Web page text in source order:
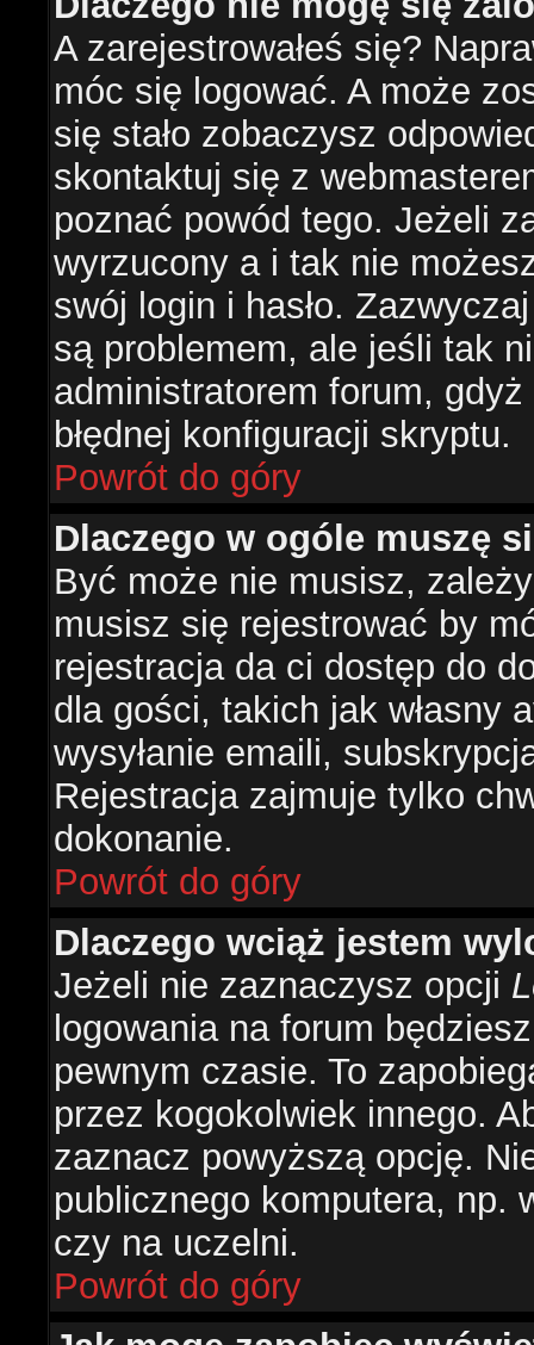
A zarejestrowałeś się?
móc się logować. A może
się stało zobaczysz
skontaktuj się z
poznać powód tego. Jeżeli
wyrzucony a i tak nie
swój login i hasło.
są problemem, ale jeśli tak
administratorem forum,
błędnej konfiguracji skryptu.
Powrót do góry
Dlaczego w ogóle muszę
Być może nie musisz,
musisz się rejestrować by
rejestracja da ci dostęp do
dla gości, takich jak własny
wysyłanie emaili,
Rejestracja zajmuje tylko
dokonanie.
Powrót do góry
Dlaczego wciąż jestem
Jeżeli nie zaznaczysz opcji
logowania na forum
pewnym czasie. To
przez kogokolwiek innego.
zaznacz powyższą opcję.
publicznego komputera, np.
czy na uczelni.
Powrót do góry